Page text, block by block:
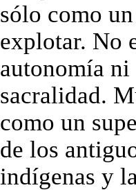
sólo como
explotar. No
autonomía ni
sacralidad.
como un
de los
indígenas y